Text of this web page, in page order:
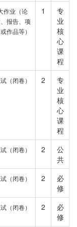
作业（论
报告、项
作品等）
1
专
业
核
心
课
程
（闭卷） 2
专
业
核
心
课
程
（闭卷） 2
公
共
（闭卷） 2
必
修
（闭卷） 2
必
修